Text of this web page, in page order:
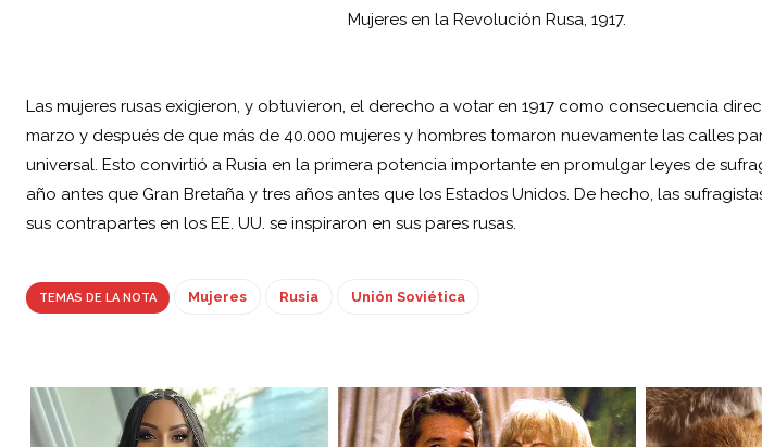
Mujeres en la Revolución Rusa, 1917.
Las mujeres rusas exigieron, y obtuvieron, el derecho a votar en 1917 como consecuencia
marzo y después de que más de 40.000 mujeres y hombres tomaron nuevamente las calles
universal. Esto convirtió a Rusia en la primera potencia importante en promulgar leyes de
año antes que Gran Bretaña y tres años antes que los Estados Unidos. De hecho, las
sus contrapartes en los EE. UU. se inspiraron en sus pares rusas.
TEMAS DE LA NOTA Mujeres Rusia Unión Soviética